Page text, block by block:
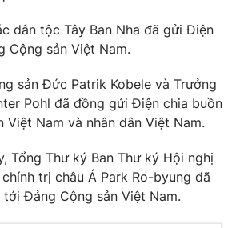
Vươn mình bằng AI
VTV8
English
dân tộc Tây Ban Nha đã gửi Điện
Cộng sản Việt Nam.
sản Đức Patrik Kobele và Trưởng
Pohl đã đồng gửi Điện chia buồn
Nam và nhân dân Việt Nam.
Tổng Thư ký Ban Thư ký Hội nghị
trị châu Á Park Ro-byung đã
Đảng Cộng sản Việt Nam.